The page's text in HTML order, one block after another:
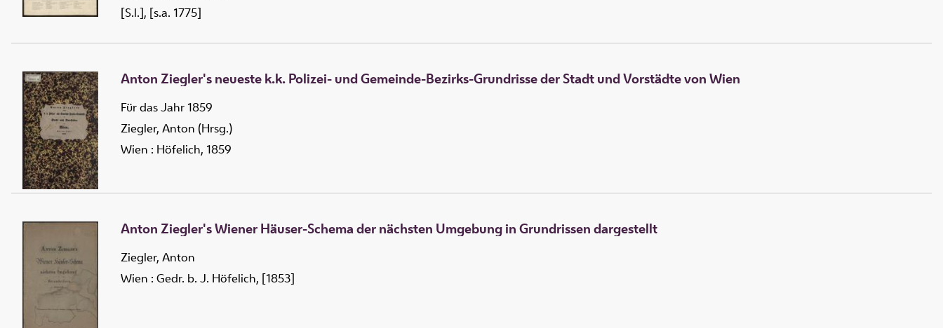
[S.l.], [s.a. 1775]
Anton Ziegler's neueste k.k. Polizei- und Gemeinde-Bezirks-Grundrisse der Stadt und Vorstädte von Wien
Für das Jahr 1859
Ziegler, Anton (Hrsg.)
Wien : Höfelich, 1859
Anton Ziegler's Wiener Häuser-Schema der nächsten Umgebung in Grundrissen dargestellt
Ziegler, Anton
Wien : Gedr. b. J. Höfelich, [1853]